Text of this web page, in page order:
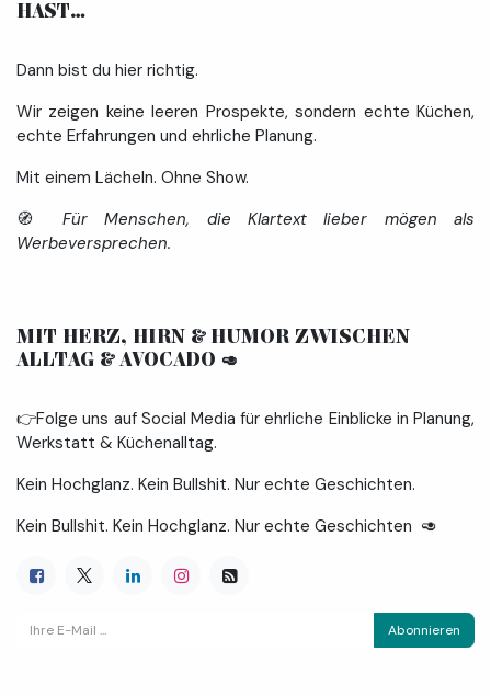
HAST… ​
Dann bist du hier richtig.
Wir zeigen keine leeren Prospekte, sondern echte Küchen,
echte Erfahrungen und ehrliche Planung.
Mit einem Lächeln. Ohne Show.
🧭 Für Menschen, die Klartext lieber mögen als
Werbeversprechen.
MIT HERZ, HIRN & HUMOR ZWISCHEN
ALLTAG & AVOCADO 🥑
👉Folge uns auf Social Media für ehrliche Einblicke in Planung,
Werkstatt & Küchenalltag.
Kein Hochglanz. Kein Bullshit. Nur echte Geschichten.
Kein Bullshit. Kein Hochglanz. Nur echte Geschichten 🥑
Abonnieren